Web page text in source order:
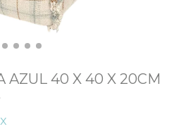
AZUL 40 X 40 X 20CM